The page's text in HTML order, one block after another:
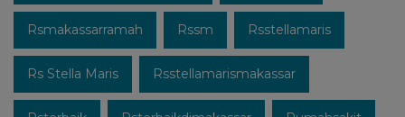
Rsmakassarramah Rssm Rsstellamaris
Rs Stella Maris Rsstellamarismakassar